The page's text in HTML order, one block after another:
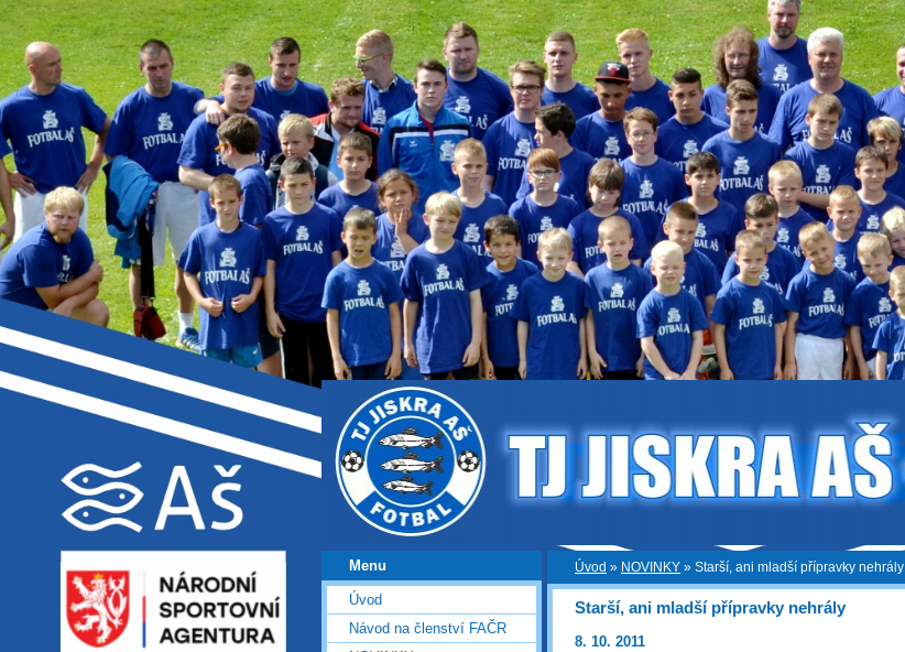
Úvod » NOVINKY » Starší, ani mladší přípravky nehrály
Starší, ani mladší přípravky nehrály
8. 10. 2011
Menu
Úvod
Návod na členství FAČR